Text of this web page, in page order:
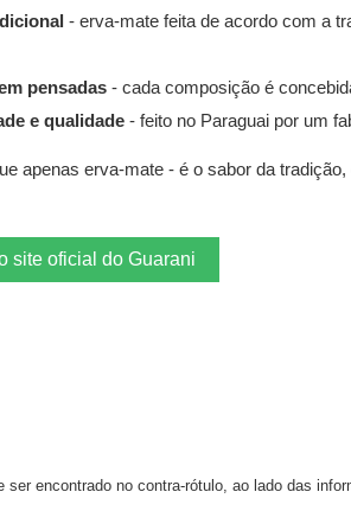
- erva-mate feita de acordo com a
pensadas - cada composição é
e qualidade - feito no Paraguai por um
apenas erva-mate - é o sabor da
site oficial do Guarani
encontrado no contra-rótulo, ao lado das